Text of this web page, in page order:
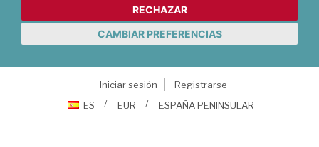
RECHAZAR
CAMBIAR PREFERENCIAS
Iniciar sesión
Registrarse
ES
EUR ESPAÑA PENINSULAR